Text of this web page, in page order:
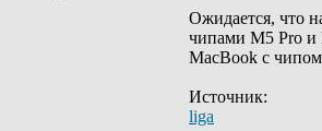
Ожидается, что
чипами M5 Pro и
MacBook с
Источник:
liga